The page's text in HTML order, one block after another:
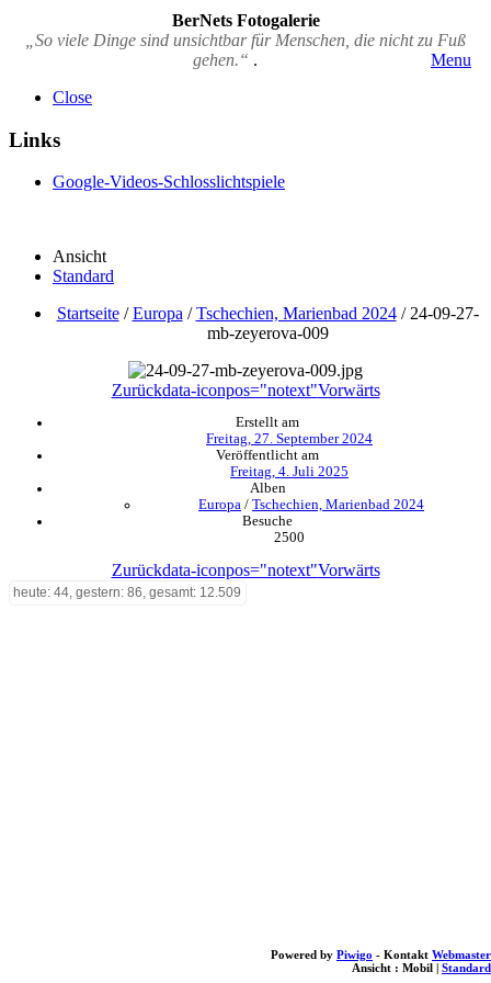
BerNets Fotogalerie
„So viele Dinge sind unsichtbar für Menschen, die nicht zu Fuß
gehen.“ .
Menu
Close
Links
Google-Videos-Schlosslichtspiele
Ansicht
Standard
Startseite/Europa/Tschechien, Marienbad 2024/24-09-27-
mb-zeyerova-009
Zurückdata-iconpos="notext"Vorwärts
Erstellt am
Freitag, 27. September 2024
Veröffentlicht am
Freitag, 4. Juli 2025
Alben
Europa / Tschechien, Marienbad 2024
Besuche
2500
Zurückdata-iconpos="notext"Vorwärts
heute: 44, gestern: 86, gesamt: 12.509
Powered by Piwigo - Kontakt Webmaster
Ansicht : Mobil | Standard